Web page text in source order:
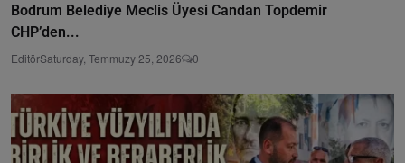
Bodrum Belediye Meclis Üyesi Candan Topdemir
CHP’den...
EditörSaturday, Temmuzy 25, 2026 0